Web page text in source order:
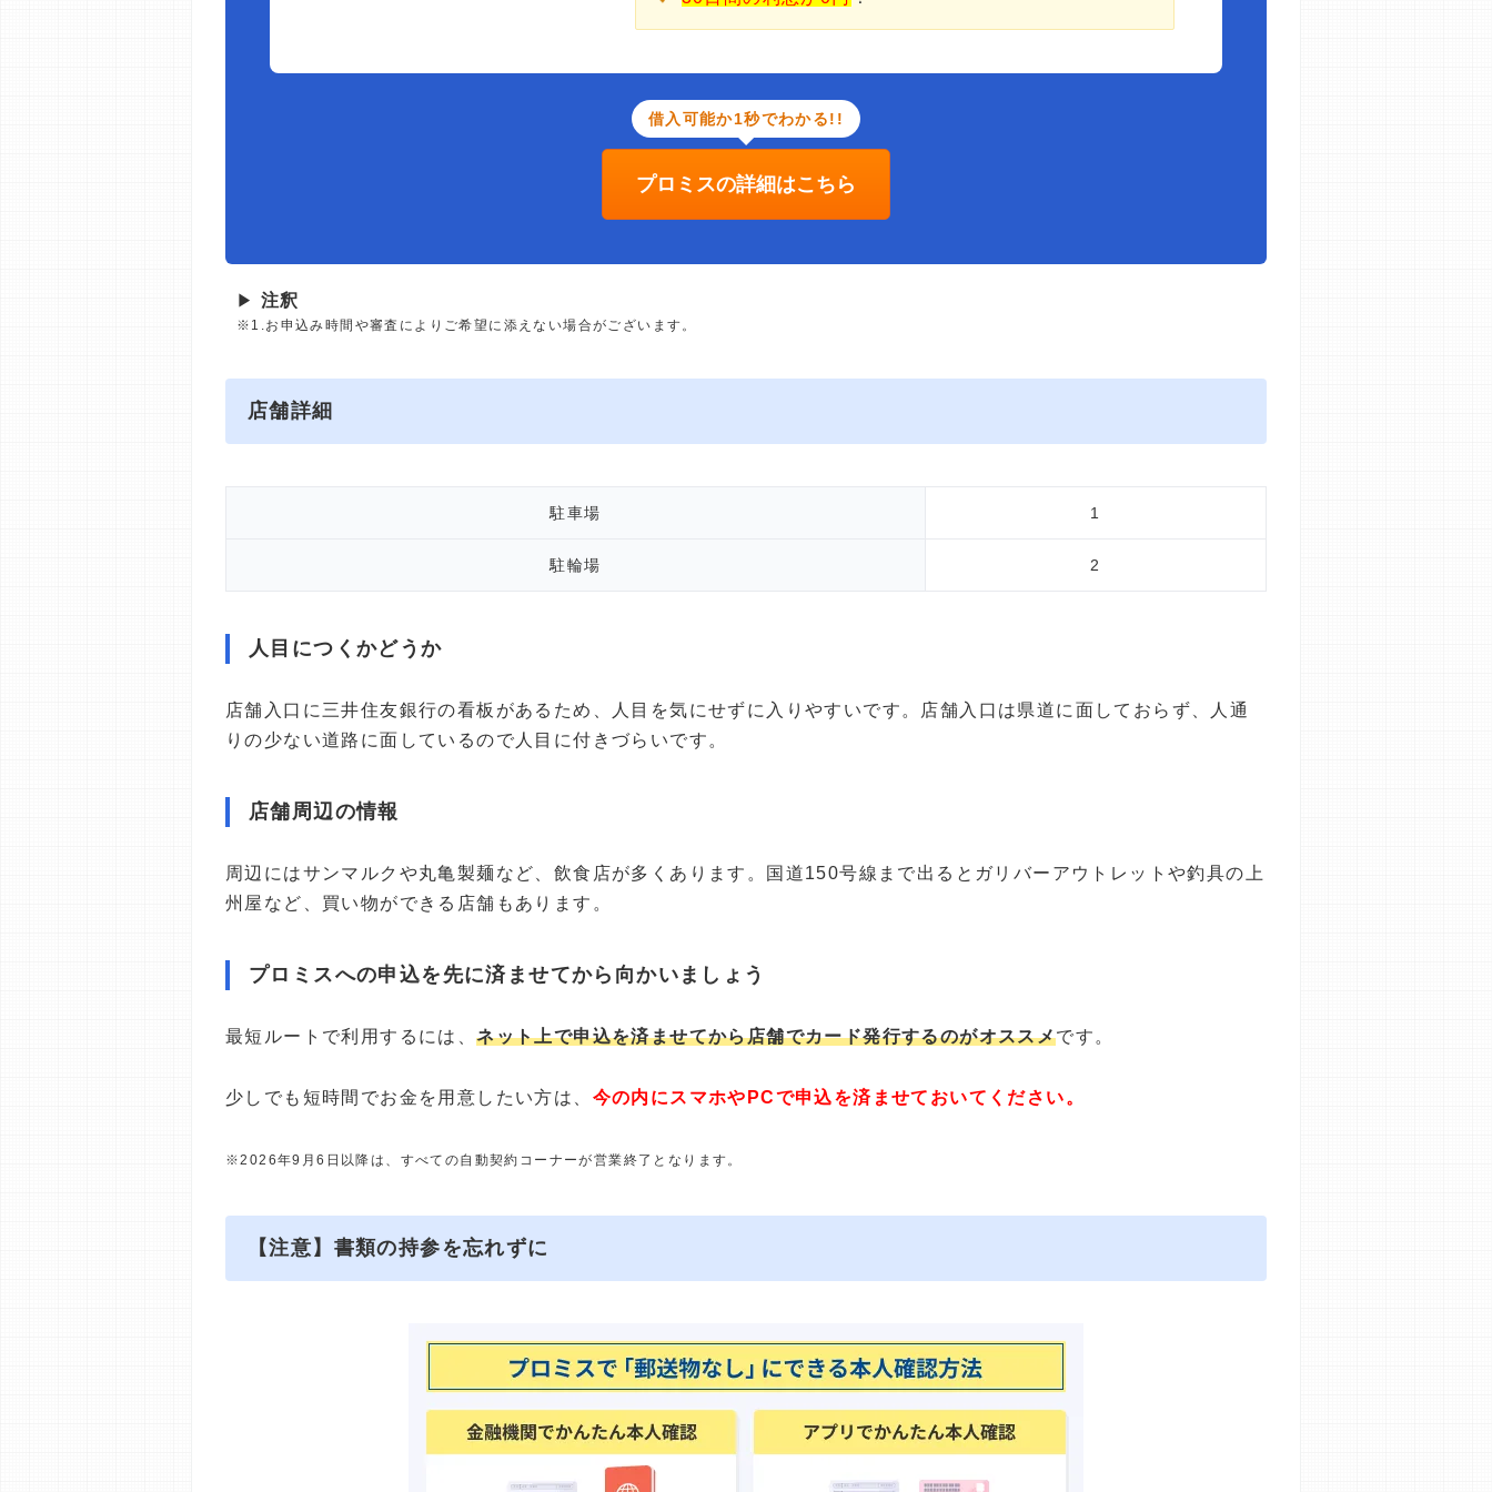
借入可能か1秒でわかる!!
プロミスの詳細はこちら
▶ 注釈
※1.お申込み時間や審査によりご希望に添えない場合がございます。
店舗詳細
駐車場 1
駐輪場 2
人目につくかどうか
店舗入口に三井住友銀行の看板があるため、人目を気にせずに入りやすいです。店舗入口は県道に面しておらず、人通
りの少ない道路に面しているので人目に付きづらいです。
店舗周辺の情報
周辺にはサンマルクや丸亀製麺など、飲食店が多くあります。国道150号線まで出るとガリバーアウトレットや釣具の上
州屋など、買い物ができる店舗もあります。
プロミスへの申込を先に済ませてから向かいましょう
最短ルートで利用するには、ネット上で申込を済ませてから店舗でカード発行するのがオススメです。
少しでも短時間でお金を用意したい方は、 今の内にスマホやPCで申込を済ませておいてください。
※2026年9月6日以降は、すべての自動契約コーナーが営業終了となります。
【注意】書類の持参を忘れずに